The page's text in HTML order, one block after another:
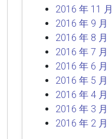
2016 年 11 月
2016 年 9 月
2016 年 8 月
2016 年 7 月
2016 年 6 月
2016 年 5 月
2016 年 4 月
2016 年 3 月
2016 年 2 月